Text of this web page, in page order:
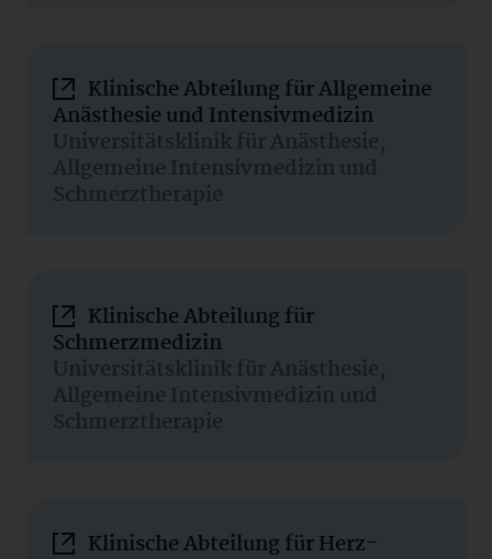
Klinische Abteilung für Allgemeine
Anästhesie und Intensivmedizin
Universitätsklinik für Anästhesie,
Allgemeine Intensivmedizin und
Schmerztherapie
Klinische Abteilung für
Schmerzmedizin
Universitätsklinik für Anästhesie,
Allgemeine Intensivmedizin und
Schmerztherapie
Klinische Abteilung für Herz-